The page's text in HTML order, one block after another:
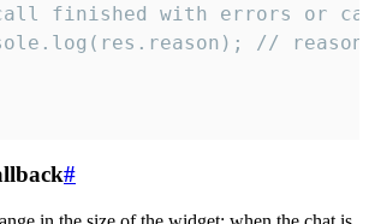
finished with errors or
//
#